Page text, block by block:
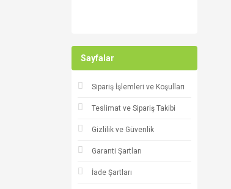
Sayfalar
Sipariş İşlemleri ve Koşulları
Teslimat ve Sipariş Takibi
Gizlilik ve Güvenlik
Garanti Şartları
İade Şartları